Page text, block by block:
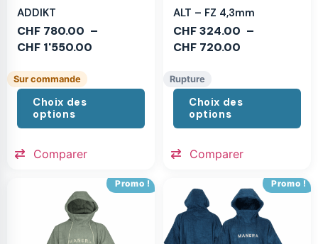
ADDIKT
CHF 780.00 –
CHF 1'550.00
Sur commande
Choix des
options
Comparer
ALT – FZ 4,3mm
CHF324.00 –
CHF 720.00
Rupture
Choix des
options
Comparer
Promo ! Promo !